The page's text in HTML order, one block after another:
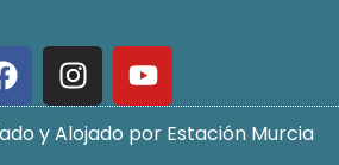
y Alojado por Estación Murcia